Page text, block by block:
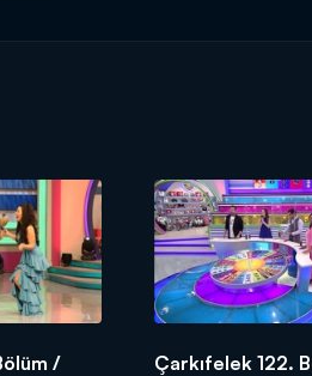
/
Çarkıfelek 122.